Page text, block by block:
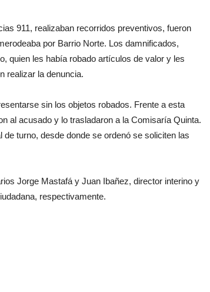
911, realizaban recorridos preventivos, fueron
por Barrio Norte. Los damnificados,
quien les había robado artículos de valor y les
realizar la denuncia.
sin los objetos robados. Frente a esta
al acusado y lo trasladaron a la Comisaría Quinta.
turno, desde donde se ordenó se soliciten las
Jorge Mastafá y Juan Ibañez, director interino y
respectivamente.